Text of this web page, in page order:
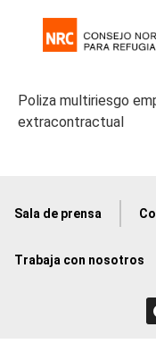
Poliza multiriesgo
extracontractual
Sala de prensa
Trabaja con nosotros